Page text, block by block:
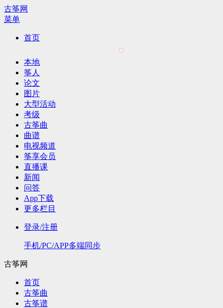
古筝网
菜单
首页
本地
筝人
论文
图片
大型活动
考级
古筝曲
曲谱
电视频道
筝享会员
直播课
新闻
问答
App下载
更多栏目
登录/注册
手机/PC/APP多端同步
古筝网
首页
古筝曲
古筝谱